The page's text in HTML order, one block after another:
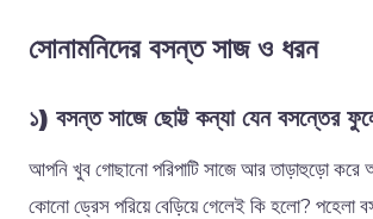
সোনামনিদের বসন্ত সাজ ও ধরন
১) বসন্ত সাজে ছোট্ট কন্যা যেন বসন্তের
আপনি খুব গোছানো পরিপাটি সাজে আর তাড়াহুড়ো করে
কোনো ড্রেস পরিয়ে বেড়িয়ে গেলেই কি হলো? পহেলা